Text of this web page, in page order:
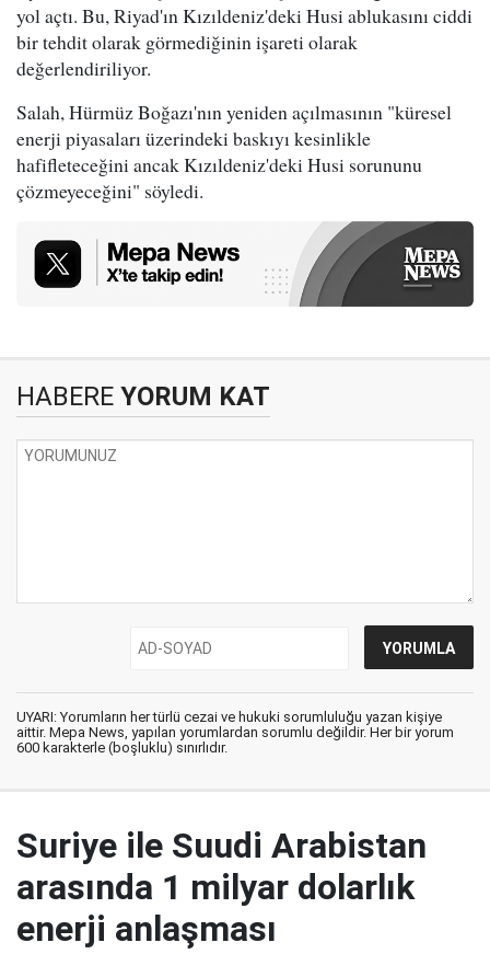
yol açtı. Bu, Riyad'ın Kızıldeniz'deki Husi ablukasını ciddi
bir tehdit olarak görmediğinin işareti olarak
değerlendiriliyor.
Salah, Hürmüz Boğazı'nın yeniden açılmasının "küresel
enerji piyasaları üzerindeki baskıyı kesinlikle
hafifleteceğini ancak Kızıldeniz'deki Husi sorununu
çözmeyeceğini" söyledi.
HABERE YORUM KAT
UYARI: Yorumların her türlü cezai ve hukuki sorumluluğu yazan kişiye
aittir. Mepa News, yapılan yorumlardan sorumlu değildir. Her bir yorum
600 karakterle (boşluklu) sınırlıdır.
Suriye ile Suudi Arabistan
arasında 1 milyar dolarlık
enerji anlaşması